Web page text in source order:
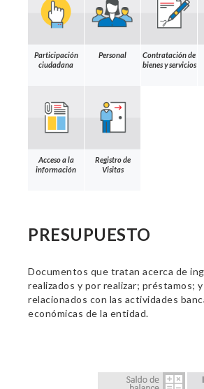
Participación
ciudadana
Personal
Contratación de
bienes y servicios
Acceso a la
información
Registro de
Visitas
PRESUPUESTO
Documentos que tratan acerca de
realizados y por realizar; préstamos;
relacionados con las actividades
económicas de la entidad.